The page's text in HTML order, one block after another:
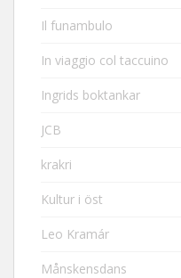
Il funambulo
In viaggio col taccuino
Ingrids boktankar
JCB
krakri
Kultur i öst
Leo Kramár
Månskensdans